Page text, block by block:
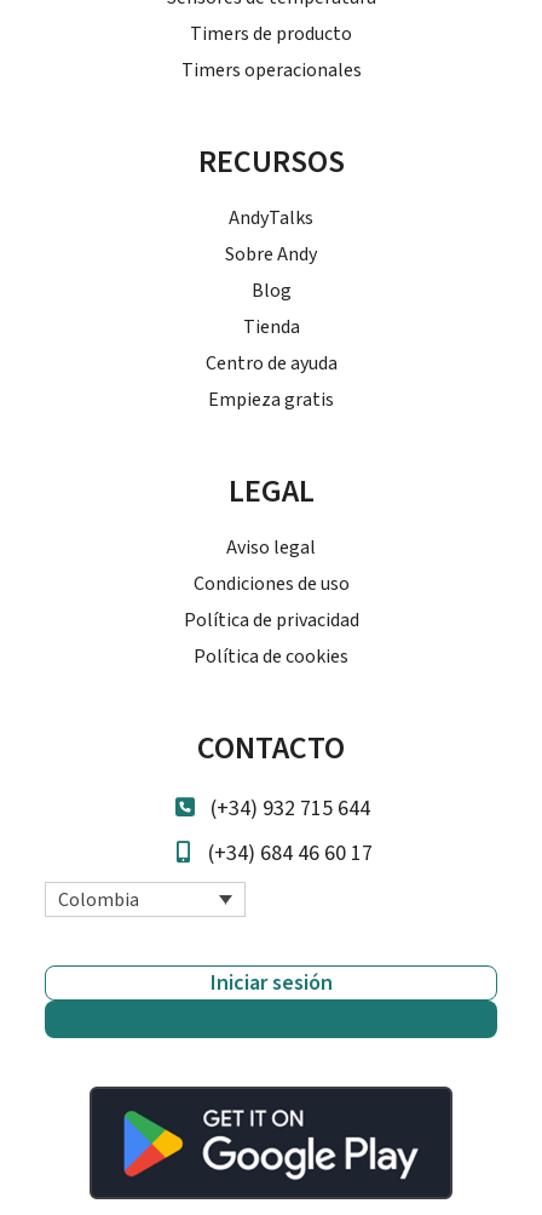
Timers de producto
Timers operacionales
RECURSOS
AndyTalks
Sobre Andy
Blog
Tienda
Centro de ayuda
Empieza gratis
LEGAL
Aviso legal
Condiciones de uso
Política de privacidad
Política de cookies
CONTACTO
(+34) 932 715 644
(+34) 684 46 60 17
Colombia
Iniciar sesión